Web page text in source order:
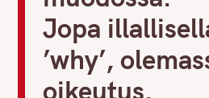
Jopa
’why’,
oikeutus.